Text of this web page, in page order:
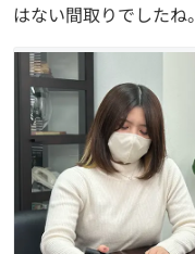
はない間取りでしたね。